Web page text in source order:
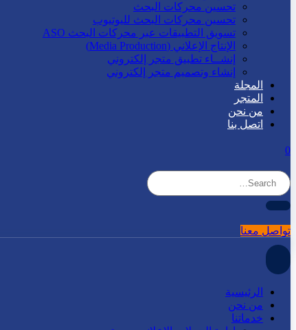
تحسين محركات البحث
تحسين محركات البحث لليوتيوب
تسويق التطبيقات عبر محركات البحث ASO
الإنتاج الإعلاني (Media Production)
إنشــاء تطبيق متجر إلكتروني
إنشاء وتصميم متجر إلكتروني
المجلة
المتجر
من نحن
اتصل بنا
0
تواصل معنا
الرئيسية
من نحن
خدماتنا